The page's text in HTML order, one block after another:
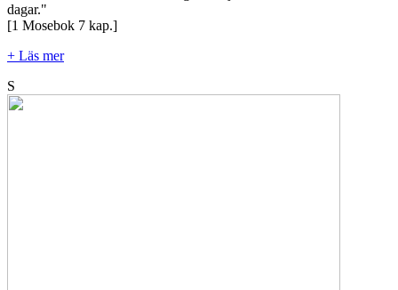
dagar."
[1 Mosebok 7 kap.]
+ Läs mer
S